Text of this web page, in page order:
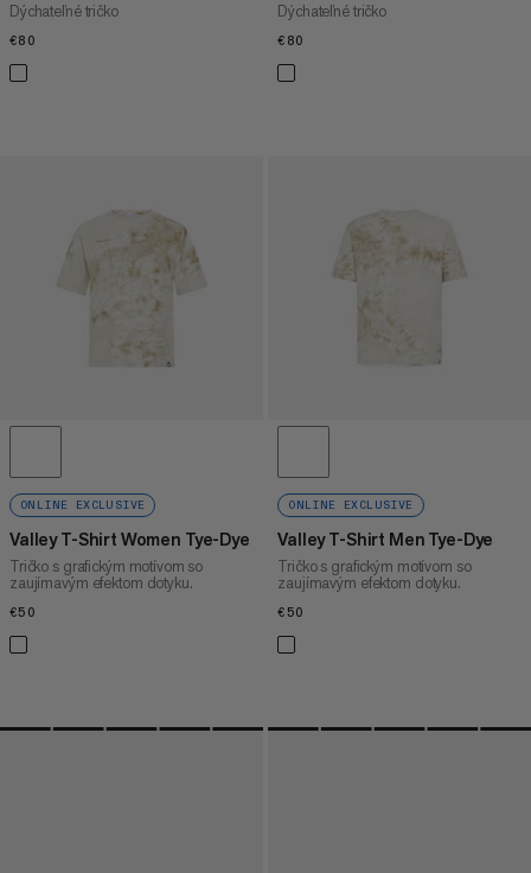
Dýchateľné tričko
€80
Dýchateľné tričko
€80
ONLINE EXCLUSIVE
Valley T-Shirt Women Tye-Dye
Tričko s grafickým motívom so
zaujímavým efektom dotyku.
€50
ONLINE EXCLUSIVE
Valley T-Shirt Men Tye-Dye
Tričko s grafickým motívom so
zaujímavým efektom dotyku.
€50